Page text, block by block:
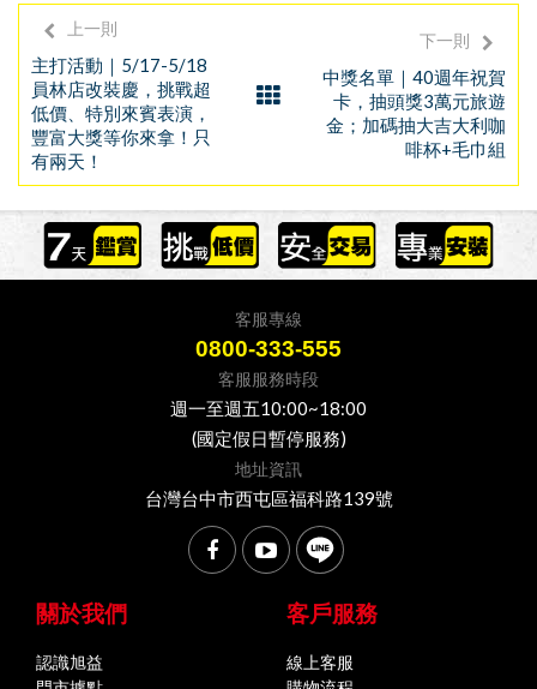
上一則
主打活動｜5/17-5/18
員林店改裝慶，挑戰超
低價、特別來賓表演，
豐富大獎等你來拿！只
有兩天！
下一則
中獎名單｜40週年祝賀
卡，抽頭獎3萬元旅遊
金；加碼抽大吉大利咖
啡杯+毛巾組
客服專線
0800-333-555
客服服務時段
週一至週五10:00~18:00
(國定假日暫停服務)
地址資訊
台灣台中市西屯區福科路139號
關於我們
認識旭益
客戶服務
線上客服